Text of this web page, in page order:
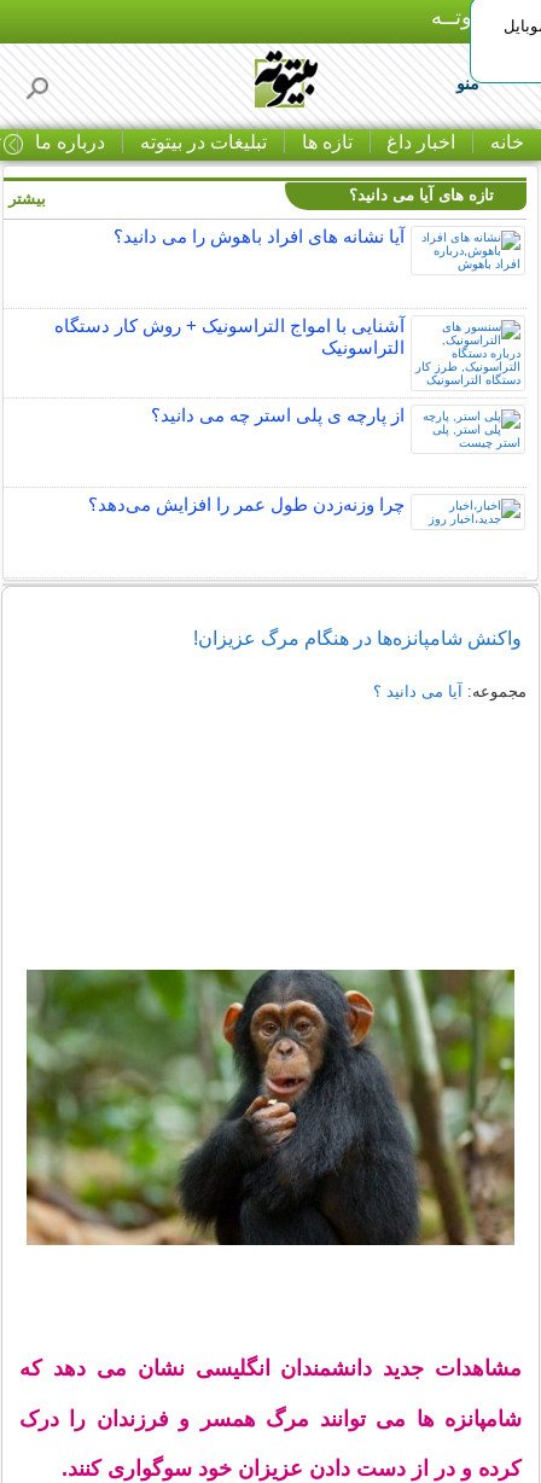
بـیتوتــه
منو
خانه اخبار داغ تازه ها تبلیغات در بیتوته درباره ما
تازه های آیا می دانید؟
آیا نشانه های افراد باهوش را می دانید؟
آشنایی با امواج التراسونیک + روش کار دستگاه
التراسونیک
از پارچه ی پلی استر چه می دانید؟
چرا وزنه‌زدن طول عمر را افزایش می‌دهد؟
بیشتر
واکنش شامپانزه‌ها در هنگام مرگ عزیزان!
مجموعه: آیا می دانید ؟
مشاهدات جدید دانشمندان انگلیسی نشان می دهد که
شامپانزه ها می توانند مرگ همسر و فرزندان را درک
کرده و در از دست دادن عزیزان خود سوگواری کنند.